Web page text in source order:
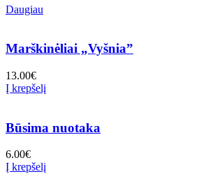
Daugiau
Marškinėliai „Vyšnia”
13.00€
Į krepšelį
Būsima nuotaka
6.00€
Į krepšelį